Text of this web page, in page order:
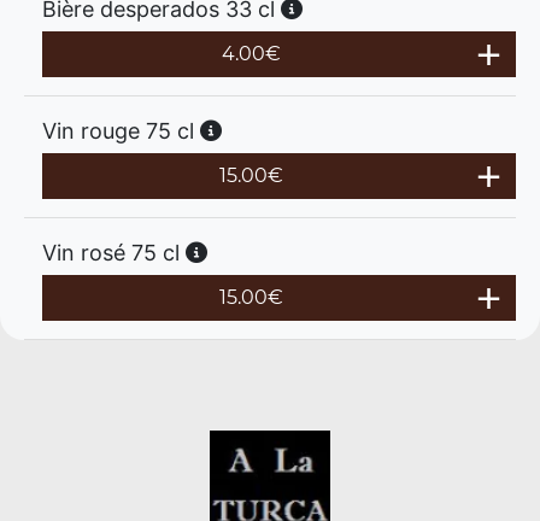
Bière desperados 33 cl
4.00€
Vin rouge 75 cl
15.00€
Vin rosé 75 cl
15.00€